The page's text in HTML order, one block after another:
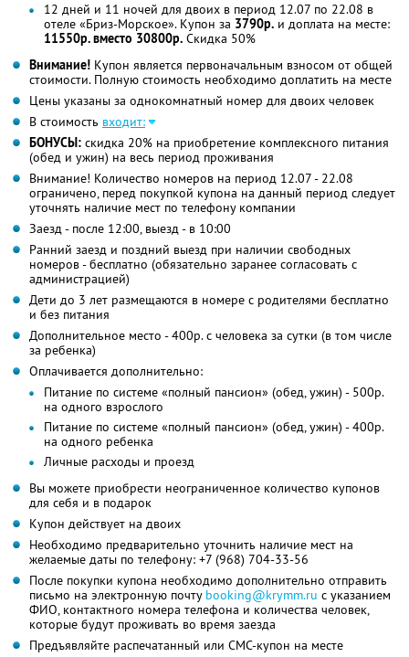
12 дней и 11 ночей для двоих в период 12.07 по 22.08 в
отеле «Бриз-Морское». Купон за 3790р. и доплата на месте:
11550р. вместо 30800р. Скидка 50%
Внимание! Купон является первоначальным взносом от общей
стоимости. Полную стоимость необходимо доплатить на месте
Цены указаны за однокомнатный номер для двоих человек
В стоимость входит:
БОНУСЫ: скидка 20% на приобретение комплексного питания
(обед и ужин) на весь период проживания
Внимание! Количество номеров на период 12.07 - 22.08
ограничено, перед покупкой купона на данный период следует
уточнять наличие мест по телефону компании
Заезд - после 12:00, выезд - в 10:00
Ранний заезд и поздний выезд при наличии свободных
номеров - бесплатно (обязательно заранее согласовать с
администрацией)
Дети до 3 лет размещаются в номере с родителями бесплатно
и без питания
Дополнительное место - 400р. с человека за сутки (в том числе
за ребенка)
Оплачивается дополнительно:
Питание по системе «полный пансион» (обед, ужин) - 500р.
на одного взрослого
Питание по системе «полный пансион» (обед, ужин) - 400р.
на одного ребенка
Личные расходы и проезд
Вы можете приобрести неограниченное количество купонов
для себя и в подарок
Купон действует на двоих
Необходимо предварительно уточнить наличие мест на
желаемые даты по телефону: +7 (968) 704-33-56
После покупки купона необходимо дополнительно отправить
письмо на электронную почту booking@krymm.ru с указанием
ФИО, контактного номера телефона и количества человек,
которые будут проживать во время заезда
Предъявляйте распечатанный или СМС-купон на месте